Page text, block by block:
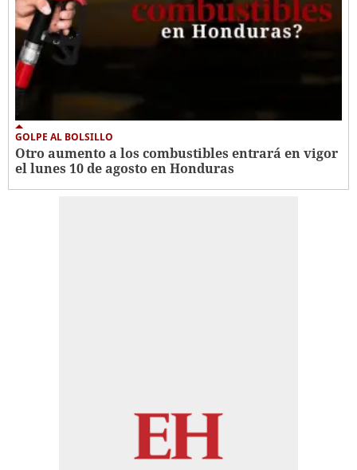
GOLPE AL BOLSILLO
Otro aumento a los combustibles entrará en vigor
el lunes 10 de agosto en Honduras